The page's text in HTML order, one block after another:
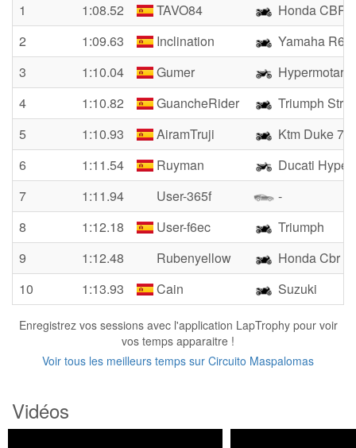
1
1:08.52 TAVO84
Honda CBR
2
1:09.63 Inclination
Yamaha R6
3
1:10.04 Gumer
Hypermotard
4
1:10.82 GuancheRider
Triumph
5
1:10.93 AiramTruji
Ktm Duke
6
1:11.54 Ruyman
Ducati
7
1:11.94 User-365f
-
8
1:12.18 User-f6ec
Triumph
9
1:12.48 Rubenyellow
Honda Cbr
10
1:13.93 Cain Suzuki
Enregistrez vos sessions avec l'application LapTrophy pour voir
vos temps apparaitre !
Voir tous les meilleurs temps sur Circuito Maspalomas
Vidéos